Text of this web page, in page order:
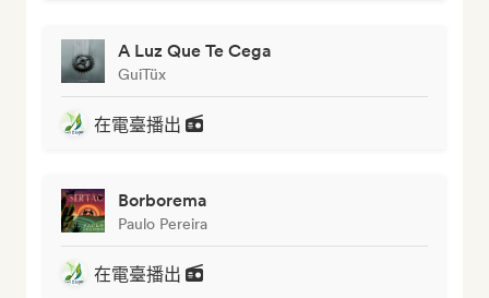
A Luz Que Te Cega
GuiTüx
在電臺播出
Borborema
Paulo Pereira
在電臺播出